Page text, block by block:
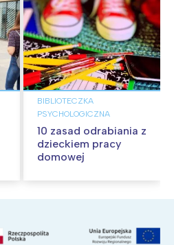
BIBLIOTECZKA
PSYCHOLOGICZNA
10 zasad odrabiania z
dzieckiem pracy
domowej